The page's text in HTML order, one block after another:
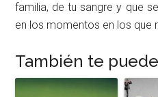
familia, de tu sangre y que
en los momentos en los que
También te